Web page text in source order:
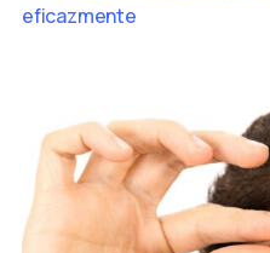
eficazmente